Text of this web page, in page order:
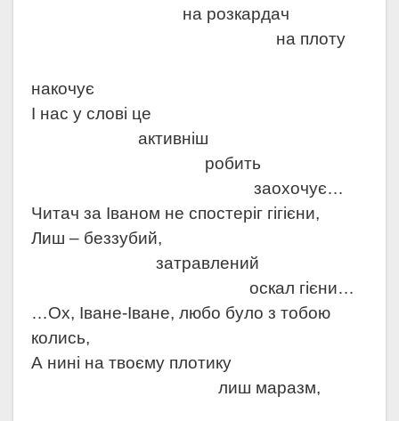
на розкардач
на плоту
накочує
І нас у слові це
активніш
робить
заохочує…
Читач за Іваном не спостеріг гігієни,
Лиш – беззубий,
затравлений
оскал гієни…
…Ох, Іване-Іване, любо було з тобою
колись,
А нині на твоєму плотику
лиш маразм,